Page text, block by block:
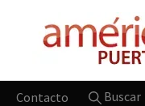
Contacto Buscar